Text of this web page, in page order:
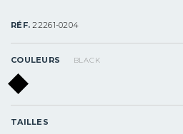
RÉF. 22261-0204
COULEURS BLACK
TAILLES